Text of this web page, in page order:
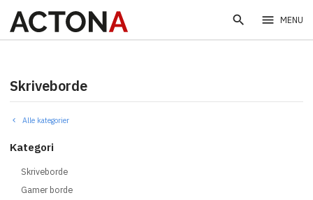
search menu MENU
Skriveborde
Alle kategorier
Kategori
Skriveborde
Gamer borde